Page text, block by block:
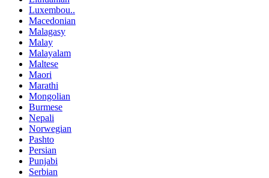
Luxembou..
Macedonian
Malagasy
Malay
Malayalam
Maltese
Maori
Marathi
Mongolian
Burmese
Nepali
Norwegian
Pashto
Persian
Punjabi
Serbian